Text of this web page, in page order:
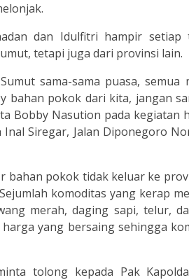
dan Idulfitri hampir
tetapi juga dari provinsi lain.
sama-sama puasa, semua
bahan pokok dari kita, jangan
Bobby Nasution pada kegiatan
Siregar, Jalan Diponegoro
bahan pokok tidak keluar ke
komoditas yang kerap
merah, daging sapi, telur,
yang bersaing sehingga
tolong kepada Pak